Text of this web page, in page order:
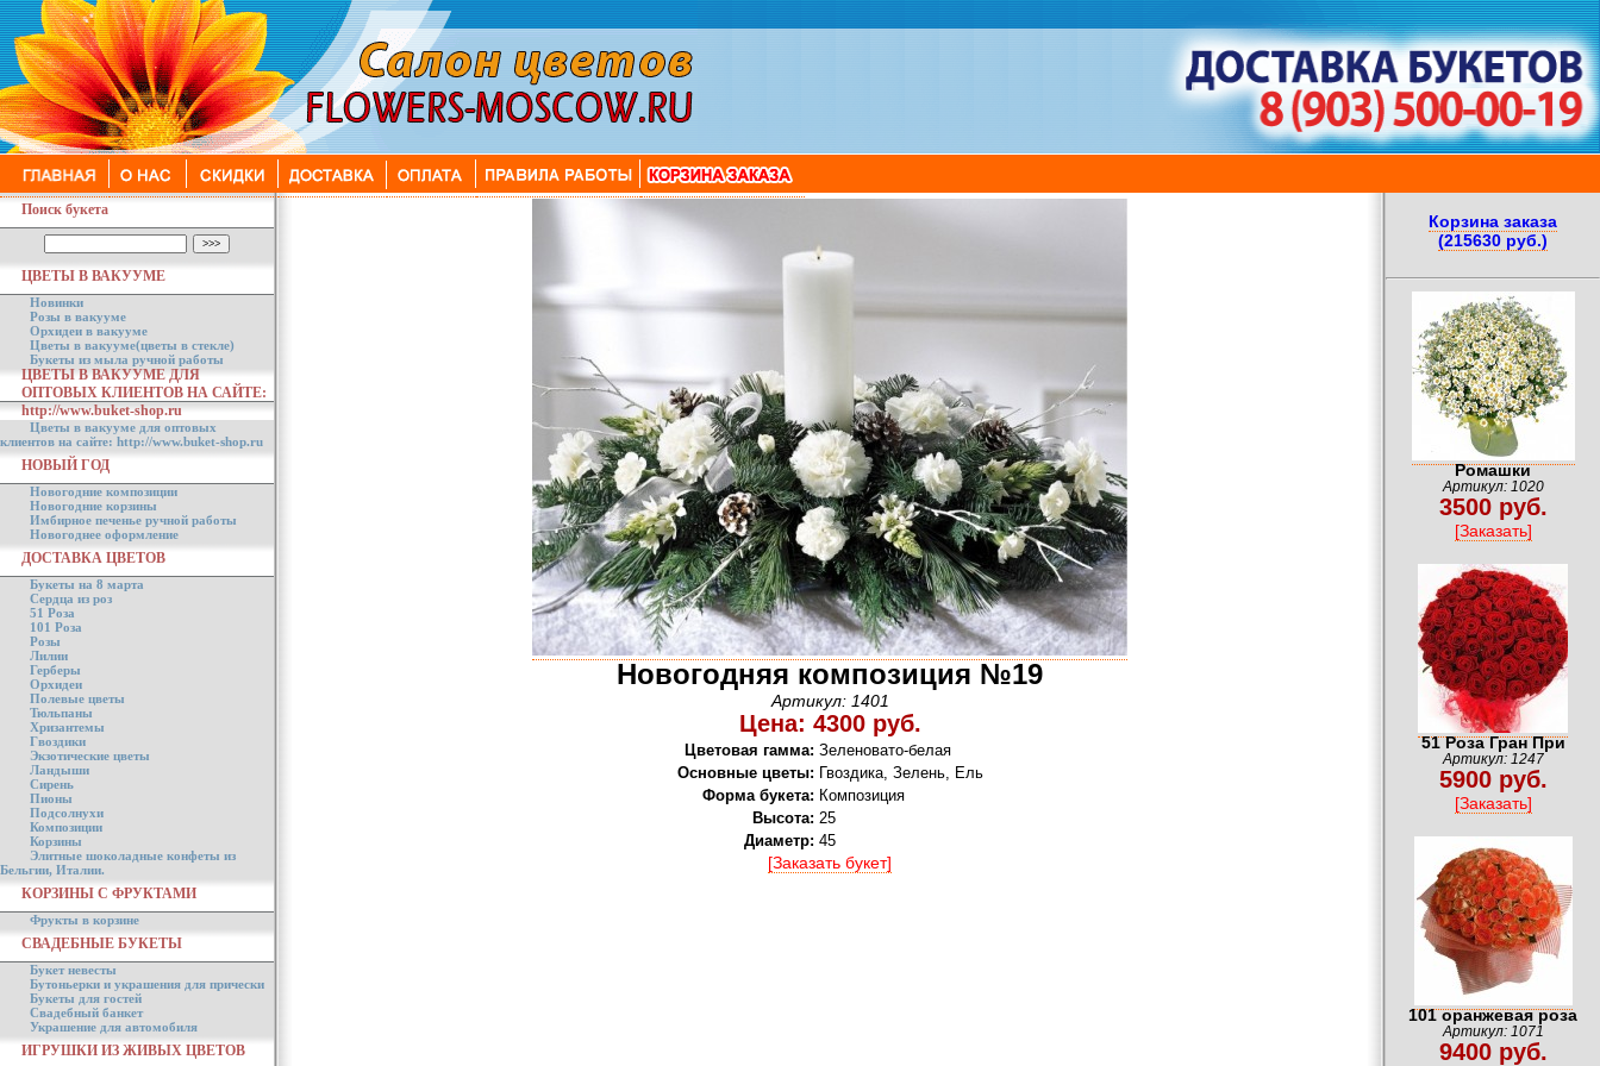
Поиск букета
ЦВЕТЫ В ВАКУУМЕ
Новинки
Розы в вакууме
Орхидеи в вакууме
Цветы в вакууме(цветы в стекле)
Букеты из мыла ручной работы
ЦВЕТЫ В ВАКУУМЕ ДЛЯ
ОПТОВЫХ КЛИЕНТОВ НА САЙТЕ:
http://www.buket-shop.ru
Цветы в вакууме для оптовых
клиентов на сайте: http://www.buket-shop.ru
НОВЫЙ ГОД
Новогодние композиции
Новогодние корзины
Имбирное печенье ручной работы
Новогоднее оформление
ДОСТАВКА ЦВЕТОВ
Букеты на 8 марта
Сердца из роз
51 Роза
101 Роза
Розы
Лилии
Герберы
Орхидеи
Полевые цветы
Тюльпаны
Хризантемы
Гвоздики
Экзотические цветы
Ландыши
Сирень
Пионы
Подсолнухи
Композиции
Корзины
Элитные шоколадные конфеты из
Бельгии, Италии.
КОРЗИНЫ С ФРУКТАМИ
Фрукты в корзине
СВАДЕБНЫЕ БУКЕТЫ
Букет невесты
Бутоньерки и украшения для прически
Букеты для гостей
Свадебный банкет
Украшение для автомобиля
ИГРУШКИ ИЗ ЖИВЫХ ЦВЕТОВ
Новогодняя композиция №19
Артикул: 1401
Цена: 4300 руб.
Цветовая гамма: Зеленовато-белая
Основные цветы: Гвоздика, Зелень, Ель
Форма букета: Композиция
Высота: 25
Диаметр: 45
[Заказать букет]
Корзина заказа
(215630 руб.)
Ромашки
Артикул: 1020
3500 руб.
[Заказать]
51 Роза Гран При
Артикул: 1247
5900 руб.
[Заказать]
101 оранжевая роза
Артикул: 1071
9400 руб.